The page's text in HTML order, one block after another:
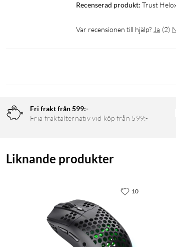
Recenserad produkt: Trust
Var recensionen till hjälp? Ja (2)
Fri frakt från 599:-
Fria fraktalternativ vid köp från 599:-
Liknande produkter
10